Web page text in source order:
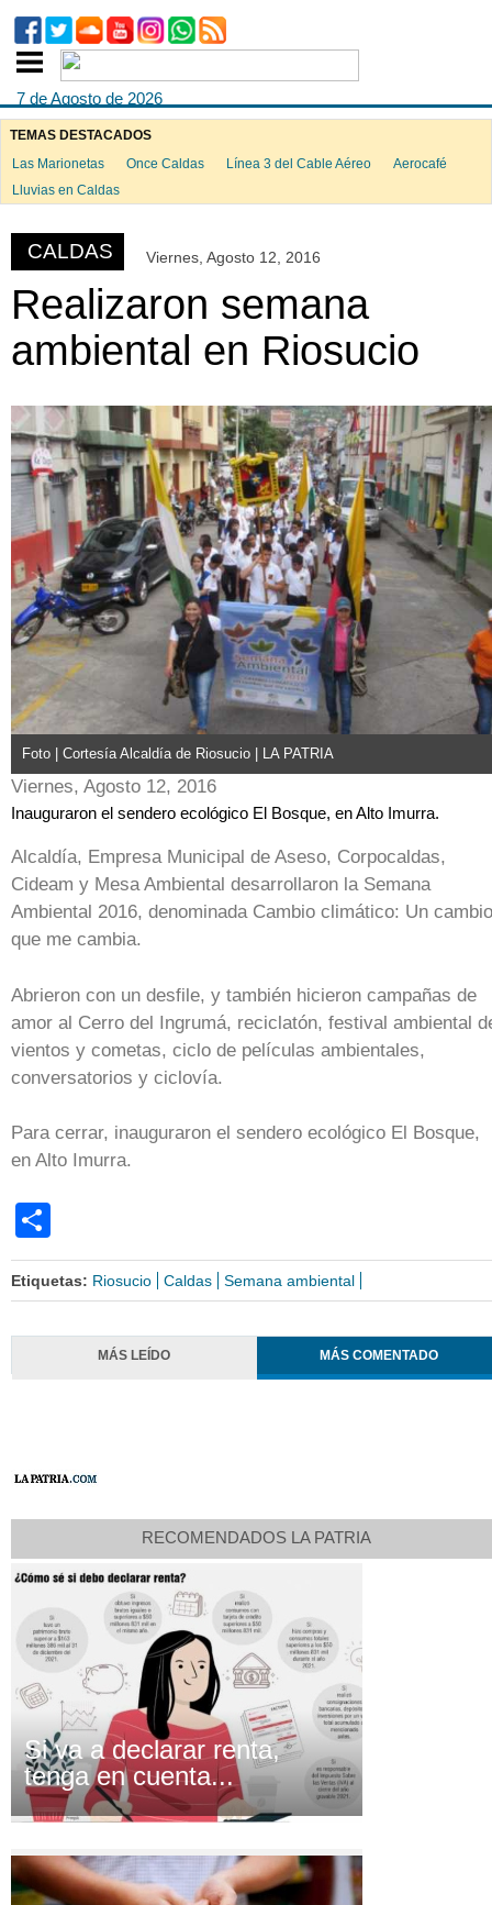
7 de Agosto de 2026
TEMAS DESTACADOS
Las Marionetas
Once Caldas Línea 3 del Cable Aéreo
Aerocafé
Lluvias en Caldas
CALDAS Viernes, Agosto 12, 2016
Realizaron semana
ambiental en Riosucio
Foto | Cortesía Alcaldía de Riosucio | LA PATRIA
Viernes, Agosto 12, 2016
Inauguraron el sendero ecológico El Bosque, en Alto Imurra.
Alcaldía, Empresa Municipal de Aseso, Corpocaldas,
Cideam y Mesa Ambiental desarrollaron la Semana
Ambiental 2016, denominada Cambio climático: Un cambio
que me cambia.
Abrieron con un desfile, y también hicieron campañas de
amor al Cerro del Ingrumá, reciclatón, festival ambiental
vientos y cometas, ciclo de películas ambientales,
conversatorios y ciclovía.
Para cerrar, inauguraron el sendero ecológico El Bosque,
en Alto Imurra.
Etiquetas: Riosucio Caldas Semana ambiental
MÁS LEÍDO MÁS COMENTADO
RECOMENDADOS LA PATRIA
Si va a declarar renta,
tenga en cuenta...